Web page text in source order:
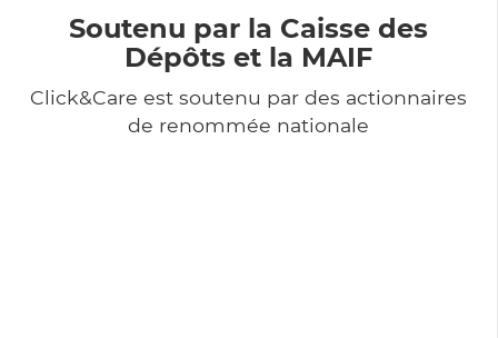
Soutenu par la Caisse des
Dépôts et la MAIF
Click&Care est soutenu par des actionnaires
de renommée nationale